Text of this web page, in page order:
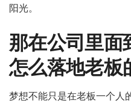
阳光。
那在公司里面
怎么落地老板
梦想不能只是在老板一个人